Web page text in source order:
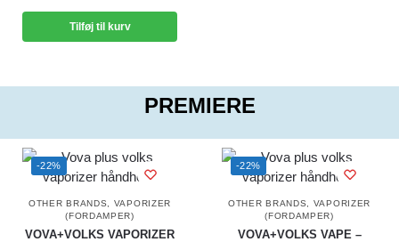
Tilføj til kurv
PREMIERE
-22%
OTHER BRANDS
VAPORIZER
(FORDAMPER)
VOVA+VOLKS VAPORIZER
-22%
OTHER BRANDS
VAPORIZER
(FORDAMPER)
VOVA+VOLKS VAPE –